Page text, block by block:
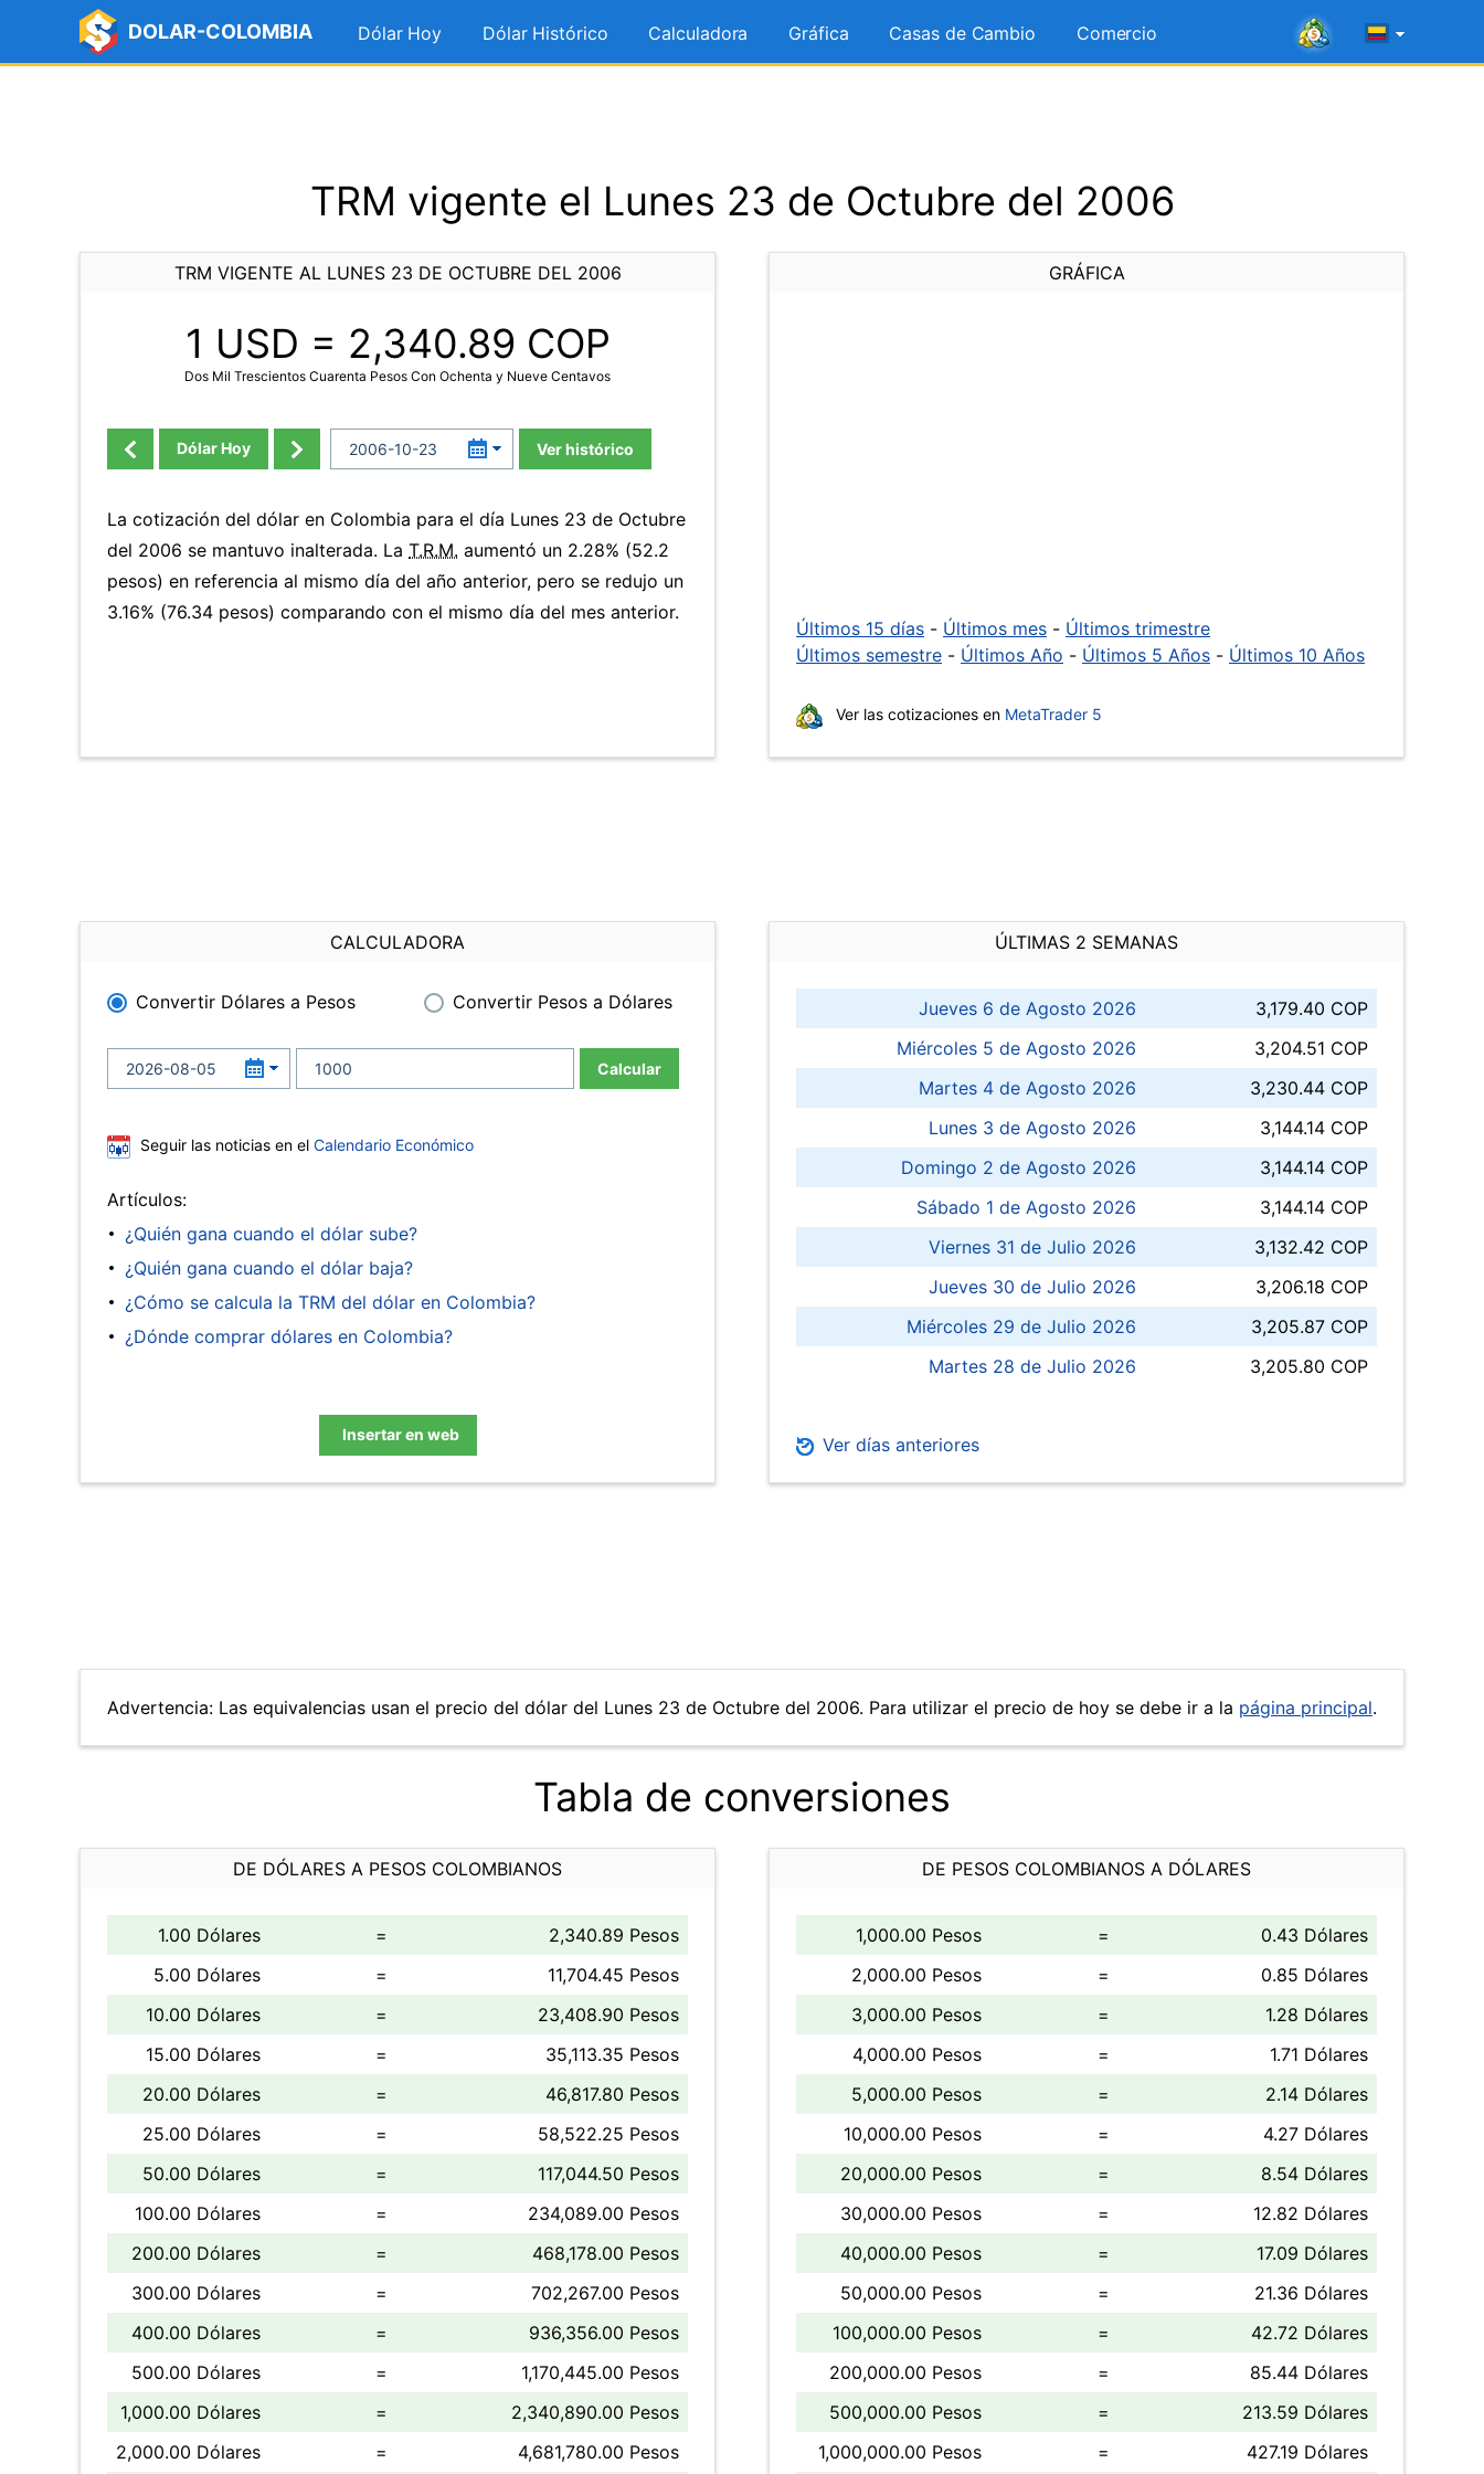
DOLAR-COLOMBIA Dólar Hoy Dólar Histórico Calculadora Gráfica Casas de Cambio Comercio
TRM vigente el Lunes 23 de Octubre del 2006
TRM VIGENTE AL LUNES 23 DE OCTUBRE DEL 2006
1 USD = 2,340.89 COP
Dos Mil Trescientos Cuarenta Pesos Con Ochenta y Nueve Centavos
Dólar Hoy Ver histórico
La cotización del dólar en Colombia para el día Lunes 23 de Octubre
del 2006 se mantuvo inalterada. La T.R.M. aumentó un 2.28% (52.2
pesos) en referencia al mismo día del año anterior, pero se redujo un
3.16% (76.34 pesos) comparando con el mismo día del mes anterior.
GRÁFICA
Últimos 15 días - Últimos mes - Últimos trimestre
Últimos semestre - Últimos Año - Últimos 5 Años - Últimos 10 Años
Ver las cotizaciones en MetaTrader 5
CALCULADORA
Convertir Dólares a Pesos Convertir Pesos a Dólares
Calcular
Seguir las noticias en el Calendario Económico
Artículos:
¿Quién gana cuando el dólar sube?
¿Quién gana cuando el dólar baja?
¿Cómo se calcula la TRM del dólar en Colombia?
¿Dónde comprar dólares en Colombia?
Insertar en web
ÚLTIMAS 2 SEMANAS
Jueves 6 de Agosto 2026
3,179.40 COP
Miércoles 5 de Agosto 2026
3,204.51 COP
Martes 4 de Agosto 2026
3,230.44 COP
Lunes 3 de Agosto 2026
3,144.14 COP
Domingo 2 de Agosto 2026
3,144.14 COP
Sábado 1 de Agosto 2026
3,144.14 COP
Viernes 31 de Julio 2026
3,132.42 COP
Jueves 30 de Julio 2026
3,206.18 COP
Miércoles 29 de Julio 2026
3,205.87 COP
Martes 28 de Julio 2026
3,205.80 COP
Ver días anteriores
Advertencia: Las equivalencias usan el precio del dólar del Lunes 23 de Octubre del 2006. Para utilizar el precio de hoy se debe ir a la página principal.
Tabla de conversiones
DE DÓLARES A PESOS COLOMBIANOS
1.00 Dólares =
2,340.89 Pesos
5.00 Dólares
=
11,704.45 Pesos
10.00 Dólares
=
23,408.90 Pesos
15.00 Dólares
=
35,113.35 Pesos
20.00 Dólares
=
46,817.80 Pesos
25.00 Dólares
=
58,522.25 Pesos
50.00 Dólares
=
117,044.50 Pesos
100.00 Dólares
=
234,089.00 Pesos
200.00 Dólares
=
468,178.00 Pesos
300.00 Dólares
=
702,267.00 Pesos
400.00 Dólares
=
936,356.00 Pesos
500.00 Dólares
=
1,170,445.00 Pesos
1,000.00 Dólares
=
2,340,890.00 Pesos
2,000.00 Dólares
= 4,681,780.00 Pesos
DE PESOS COLOMBIANOS A DÓLARES
1,000.00 Pesos =
0.43 Dólares
2,000.00 Pesos
=
0.85 Dólares
3,000.00 Pesos
=
1.28 Dólares
4,000.00 Pesos
=
1.71 Dólares
5,000.00 Pesos
=
2.14 Dólares
10,000.00 Pesos
=
4.27 Dólares
20,000.00 Pesos
=
8.54 Dólares
30,000.00 Pesos
=
12.82 Dólares
40,000.00 Pesos
=
17.09 Dólares
50,000.00 Pesos
=
21.36 Dólares
100,000.00 Pesos
=
42.72 Dólares
200,000.00 Pesos
=
85.44 Dólares
500,000.00 Pesos
=
213.59 Dólares
1,000,000.00 Pesos
= 427.19 Dólares